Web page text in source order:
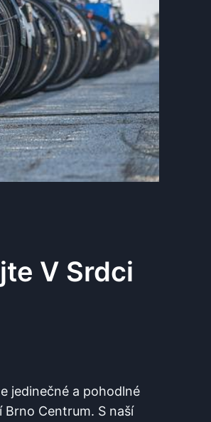
V Srdci
jedinečné a pohodlné
Centrum. S naší⁤